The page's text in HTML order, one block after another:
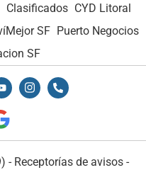
Clasificados CYD Litoral
SF Puerto Negocios
SF
- Receptorías de avisos -